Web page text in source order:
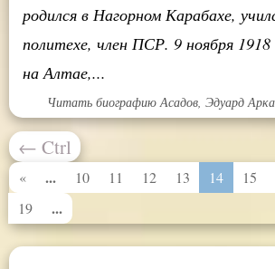
родился в Нагорном Карабахе,
политехе, член ПСР. 9 ноября
на Алтае,...
Читать биографию Асадов, Эдуард
← Ctrl
« ... 10 11 12 13 14 15
19
...